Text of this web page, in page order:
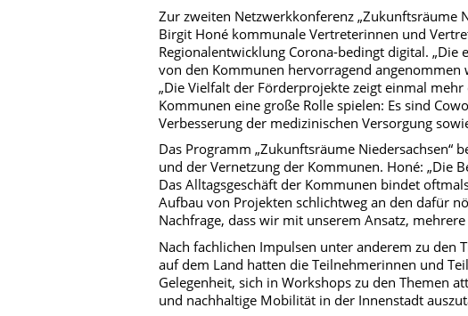
Zur zweiten Netzwerkkonferenz „Zukunftsräume
Birgit Honé kommunale Vertreterinnen und
Regionalentwicklung Corona-bedingt digital. „Die
von den Kommunen hervorragend
„Die Vielfalt der Förderprojekte zeigt einmal
Kommunen eine große Rolle spielen: Es sind
Verbesserung der medizinischen Versorgung
Das Programm „Zukunftsräume Niedersachsen“
und der Vernetzung der Kommunen. Honé: „Die
Das Alltagsgeschäft der Kommunen bindet
Aufbau von Projekten schlichtweg an den dafür
Nachfrage, dass wir mit unserem Ansatz,
Nach fachlichen Impulsen unter anderem zu den
auf dem Land hatten die Teilnehmerinnen und
Gelegenheit, sich in Workshops zu den Themen
und nachhaltige Mobilität in der Innenstadt